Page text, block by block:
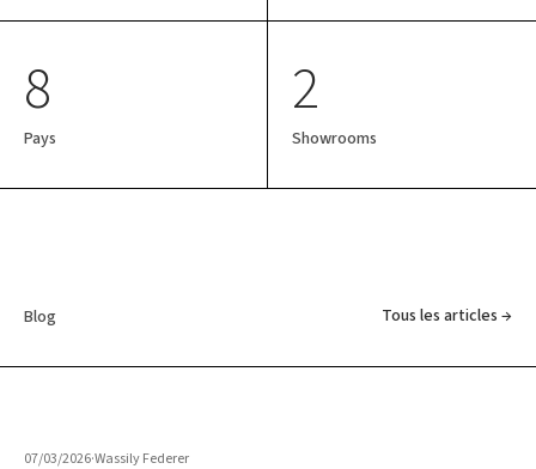
8
Pays
2
Showrooms
Blog Tous les articles →
07/03/2026·Wassily Federer